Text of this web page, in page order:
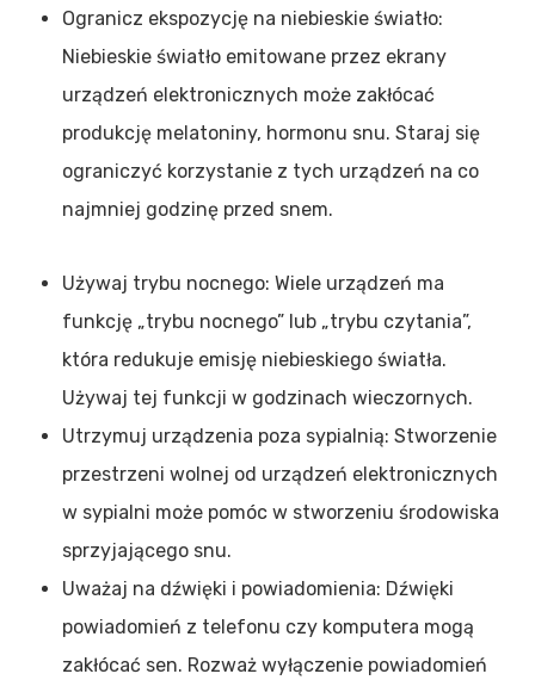
Ogranicz ekspozycję na niebieskie światło:
Niebieskie światło emitowane przez ekrany
urządzeń elektronicznych może zakłócać
produkcję melatoniny, hormonu snu. Staraj się
ograniczyć korzystanie z tych urządzeń na co
najmniej godzinę przed snem.
Używaj trybu nocnego: Wiele urządzeń ma
funkcję „trybu nocnego” lub „trybu czytania”,
która redukuje emisję niebieskiego światła.
Używaj tej funkcji w godzinach wieczornych.
Utrzymuj urządzenia poza sypialnią: Stworzenie
przestrzeni wolnej od urządzeń elektronicznych
w sypialni może pomóc w stworzeniu środowiska
sprzyjającego snu.
Uważaj na dźwięki i powiadomienia: Dźwięki
powiadomień z telefonu czy komputera mogą
zakłócać sen. Rozważ wyłączenie powiadomień